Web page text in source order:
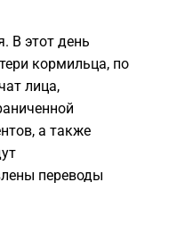
В этот день
кормильца, по
лица,
а также
переводы